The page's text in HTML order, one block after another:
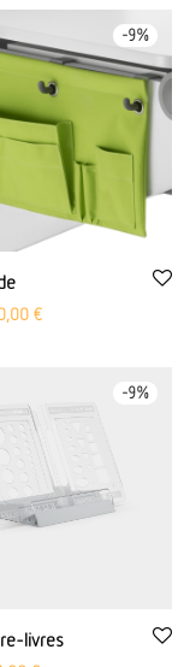
-9%
prix initial était de : 55,00
€Le prix actuel est de
-9%
livres